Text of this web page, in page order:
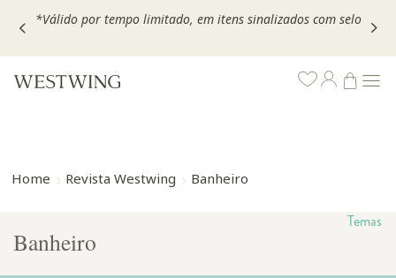
*Válido por tempo limitado, em itens sinalizados com selo
Home Revista Westwing Banheiro
Temas
Banheiro